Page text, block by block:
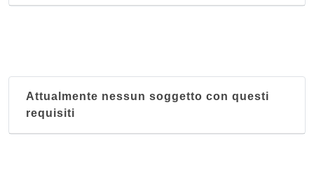
Attualmente nessun soggetto con questi
requisiti